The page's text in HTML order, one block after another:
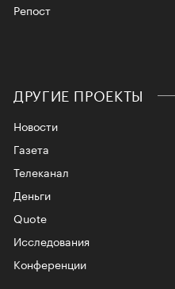
Репост
ДРУГИЕ ПРОЕКТЫ
Новости
Газета
Телеканал
Деньги
Quote
Исследования
Конференции